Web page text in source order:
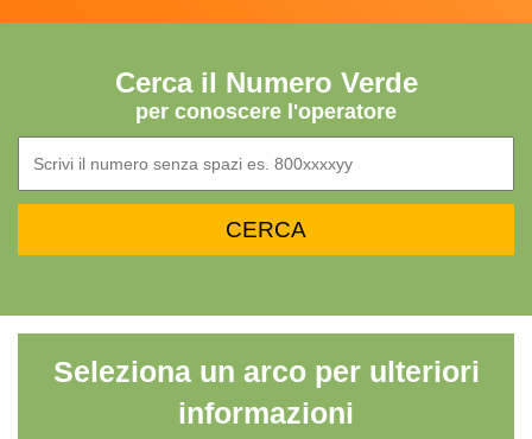
Cerca il Numero Verde
per conoscere l'operatore
Seleziona un arco per ulteriori
informazioni